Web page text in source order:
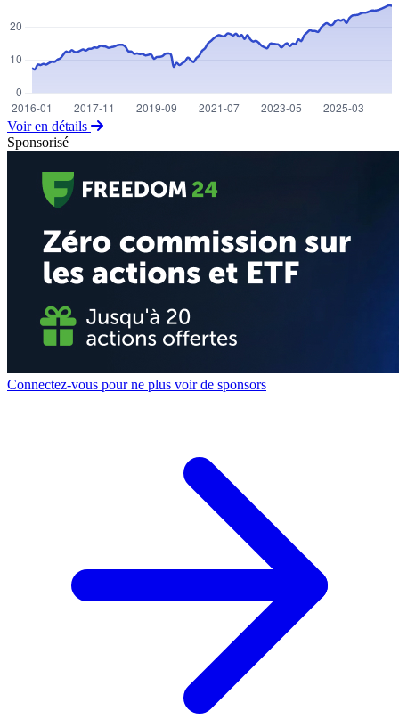
Voir en détails
Sponsorisé
Connectez-vous pour ne plus voir de sponsors